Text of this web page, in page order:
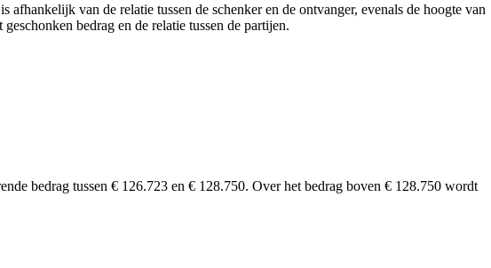
van de relatie tussen de schenker en de ontvanger, evenals de hoogte van
bedrag en de relatie tussen de partijen.
bedrag tussen € 126.723 en € 128.750. Over het bedrag boven € 128.750 wordt